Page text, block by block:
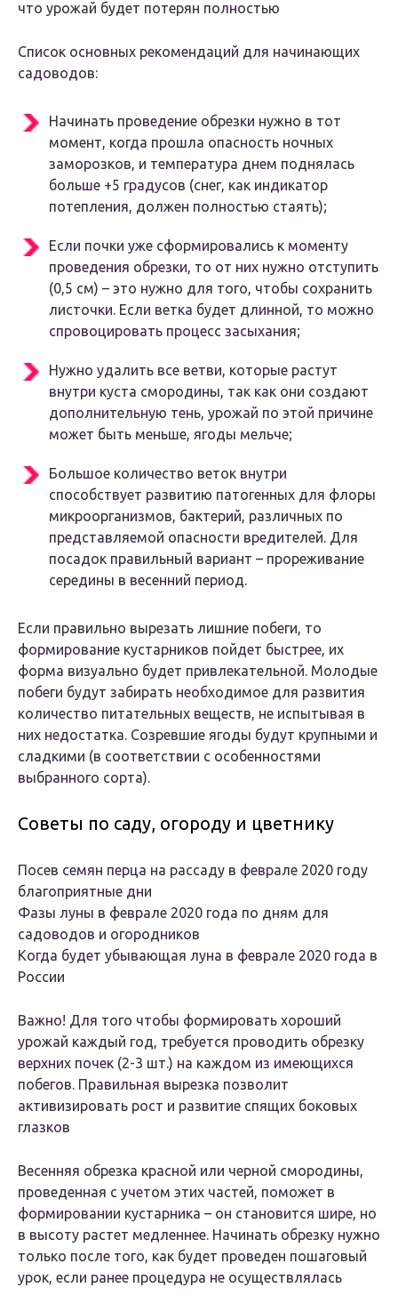
что урожай будет потерян полностью
Список основных рекомендаций для начинающих
садоводов:
Начинать проведение обрезки нужно в тот
момент, когда прошла опасность ночных
заморозков, и температура днем поднялась
больше +5 градусов (снег, как индикатор
потепления, должен полностью стаять);
Если почки уже сформировались к моменту
проведения обрезки, то от них нужно отступить
(0,5 см) – это нужно для того, чтобы сохранить
листочки. Если ветка будет длинной, то можно
спровоцировать процесс засыхания;
Нужно удалить все ветви, которые растут
внутри куста смородины, так как они создают
дополнительную тень, урожай по этой причине
может быть меньше, ягоды мельче;
Большое количество веток внутри
способствует развитию патогенных для флоры
микроорганизмов, бактерий, различных по
представляемой опасности вредителей. Для
посадок правильный вариант – прореживание
середины в весенний период.
Если правильно вырезать лишние побеги, то
формирование кустарников пойдет быстрее, их
форма визуально будет привлекательной. Молодые
побеги будут забирать необходимое для развития
количество питательных веществ, не испытывая в
них недостатка. Созревшие ягоды будут крупными и
сладкими (в соответствии с особенностями
выбранного сорта).
Советы по саду, огороду и цветнику
Посев семян перца на рассаду в феврале 2020 году
благоприятные дни
Фазы луны в феврале 2020 года по дням для
садоводов и огородников
Когда будет убывающая луна в феврале 2020 года в
России
Важно! Для того чтобы формировать хороший
урожай каждый год, требуется проводить обрезку
верхних почек (2-3 шт.) на каждом из имеющихся
побегов. Правильная вырезка позволит
активизировать рост и развитие спящих боковых
глазков
Весенняя обрезка красной или черной смородины,
проведенная с учетом этих частей, поможет в
формировании кустарника – он становится шире, но
в высоту растет медленнее. Начинать обрезку нужно
только после того, как будет проведен пошаговый
урок, если ранее процедура не осуществлялась